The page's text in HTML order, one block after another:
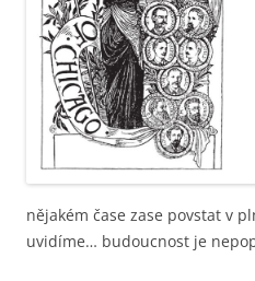
nějakém čase zase povstat v
uvidíme… budouc­nost je